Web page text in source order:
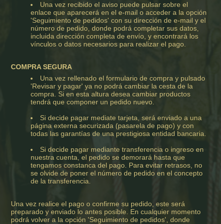
Una vez recibido el aviso puede pulsar sobre el
enlace que aparecerá en el e-mail o acceder a la opción
'Seguimiento de pedidos' con su dirección de e-mail y el
número de pedido, donde podrá completar sus datos,
incluida dirección completa de envío, y encontrará los
vínculos o datos necesarios para realizar el pago.
COMPRA SEGURA
Una vez rellenado el formulario de compra y pulsado
'Revisar y pagar' ya no podrá cambiar la cesta de la
compra. Si en esta altura desea cambiar productos
tendrá que componer un pedido nuevo.
Si decide pagar mediate tarjeta, será enviado a una
página externa securizada (pasarela de pago) y con
todas las garantías de una prestigiosa entidad bancaria.
Si decide pagar mediante transferencia o ingreso en
nuestra cuenta, el pedido se demorará hasta que
tengamos constanca del pago. Para evitar retrasos, no
se olvide de poner el número de pedido en el concepto
de la transferencia.
Una vez realice el pago o confirme su pedido, este será
preparado y enviado lo antes posible. En cualquier momento
podrá volver a la opción 'Seguimiento de pedidos', donde